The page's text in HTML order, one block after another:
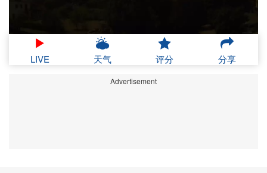
LIVE 天气 评分 分享
Advertisement